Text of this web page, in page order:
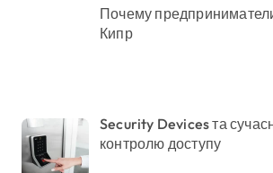
Почему
Кипр
Security Devices та
контролю доступу